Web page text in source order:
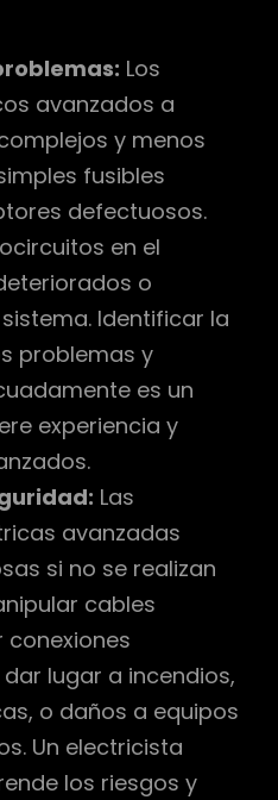
Los
avanzados a
y menos
fusibles
defectuosos.
en el
o
Identificar la
problemas y
es un
experiencia y
Las
avanzadas
si no se realizan
cables
conexiones
lugar a incendios,
o daños a equipos
Un electricista
los riesgos y